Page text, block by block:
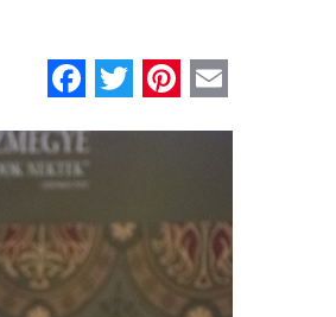
Facebook
Twitter